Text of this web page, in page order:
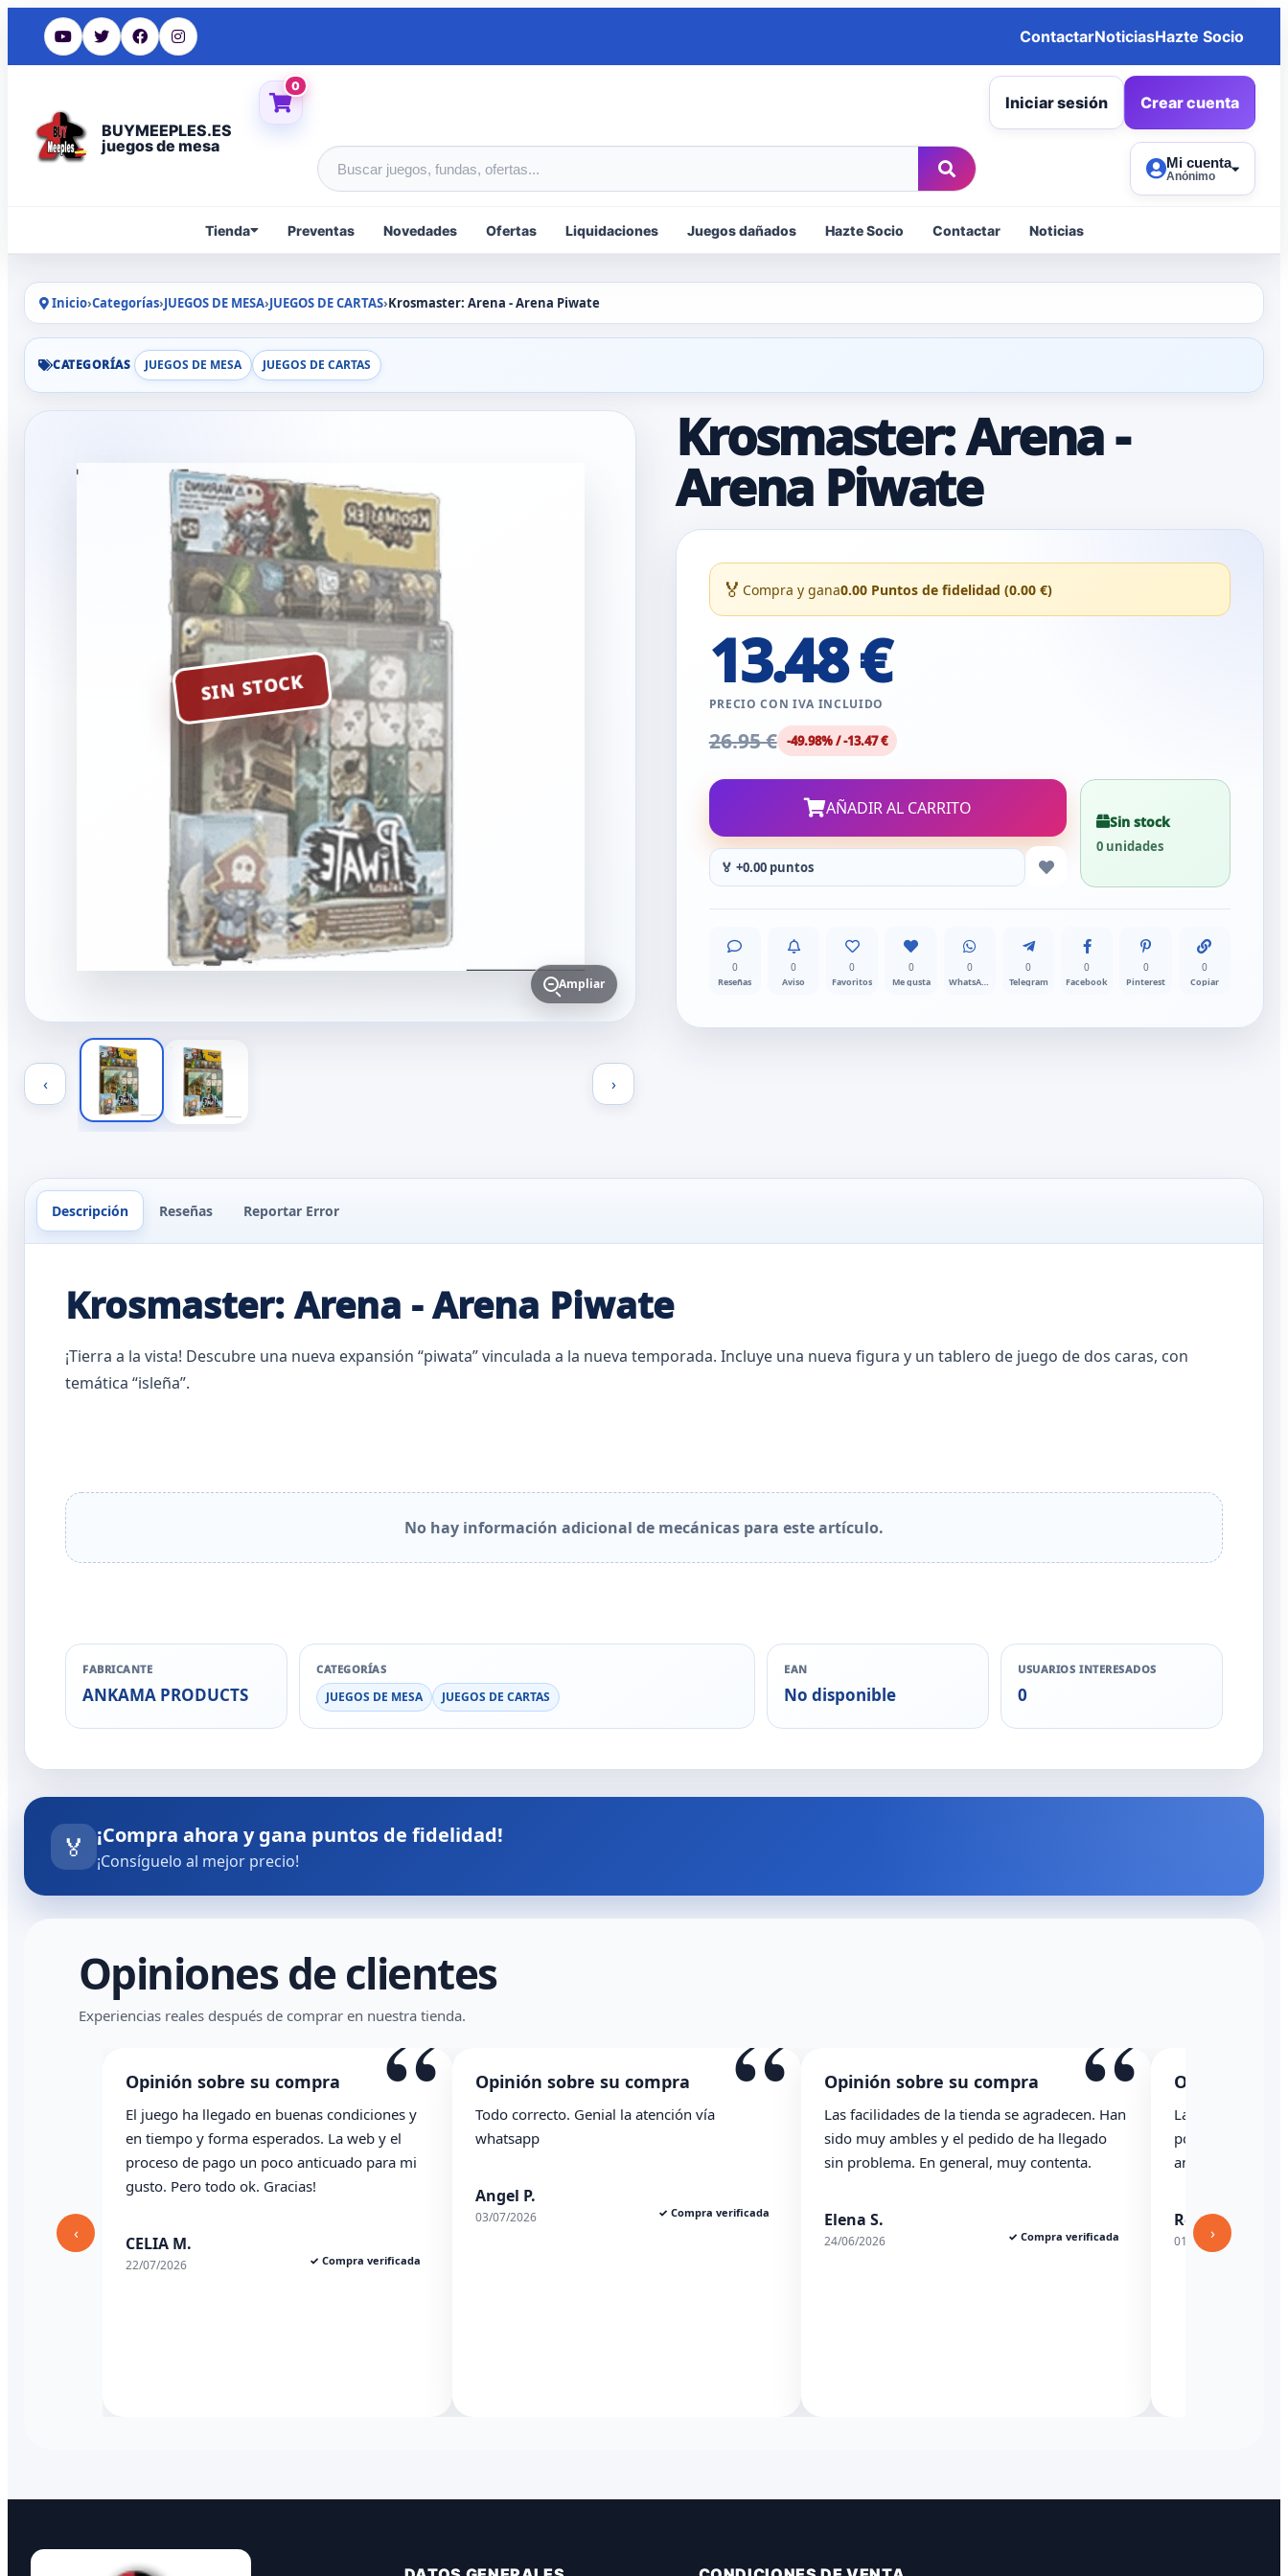
ContactarNoticiasHazte Socio
BUYMEEPLES.ES
juegos de mesa
0
Iniciar sesión Crear cuenta
Buscar productos
Mi cuenta
Anónimo
Tienda Preventas Novedades Ofertas Liquidaciones Juegos dañados Hazte Socio Contactar Noticias
Inicio›Categorías›JUEGOS DE MESA›JUEGOS DE CARTAS›Krosmaster: Arena - Arena Piwate
CATEGORÍAS JUEGOS DE MESA JUEGOS DE CARTAS
SIN STOCK
Ampliar
‹ ›
Krosmaster: Arena -
Arena Piwate
🏅 Compra y gana0.00 Puntos de fidelidad (0.00 €)
13.48 €
PRECIO CON IVA INCLUIDO
26.95 € -49.98% / -13.47 €
AÑADIR AL CARRITO
🏅 +0.00 puntos
Sin stock
0 unidades
0
Reseñas
0
Aviso
0
Favoritos
0
Me gusta
0
WhatsApp
0
Telegram
0
Facebook
0
Pinterest
0
Copiar
Descripción Reseñas Reportar Error
Krosmaster: Arena - Arena Piwate
¡Tierra a la vista! Descubre una nueva expansión “piwata” vinculada a la nueva temporada. Incluye una nueva figura y un tablero de juego de dos caras, con
temática “isleña”.
No hay información adicional de mecánicas para este artículo.
FABRICANTE
ANKAMA PRODUCTS
CATEGORÍAS
JUEGOS DE MESA JUEGOS DE CARTAS
EAN
No disponible
USUARIOS INTERESADOS
0
🏅 ¡Compra ahora y gana puntos de fidelidad!
¡Consíguelo al mejor precio!
Opiniones de clientes
Experiencias reales después de comprar en nuestra tienda.
‹
“
Opinión sobre su compra
El juego ha llegado en buenas condiciones y
en tiempo y forma esperados. La web y el
proceso de pago un poco anticuado para mi
gusto. Pero todo ok. Gracias!
CELIA M.
22/07/2026 ✓ Compra verificada
“
Opinión sobre su compra
Todo correcto. Genial la atención vía
whatsapp
Angel P.
03/07/2026 ✓ Compra verificada
“
Opinión sobre su compra
Las facilidades de la tienda se agradecen. Han
sido muy ambles y el pedido de ha llegado
sin problema. En general, muy contenta.
Elena S.
24/06/2026 ✓ Compra verificada
Opinión
La caja ha
podría haber
anterioridad
Rexesito
01/06/2026
›